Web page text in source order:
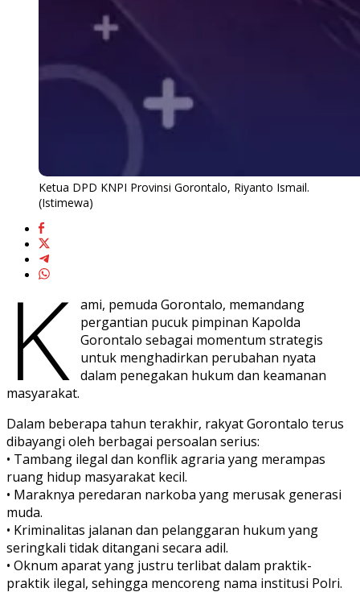
Ketua DPD KNPI Provinsi Gorontalo, Riyanto Ismail.
(Istimewa)
K
ami, pemuda Gorontalo, memandang
pergantian pucuk pimpinan Kapolda
Gorontalo sebagai momentum strategis
untuk menghadirkan perubahan nyata
dalam penegakan hukum dan keamanan
masyarakat.
Dalam beberapa tahun terakhir, rakyat Gorontalo terus
dibayangi oleh berbagai persoalan serius:
• Tambang ilegal dan konflik agraria yang merampas
ruang hidup masyarakat kecil.
• Maraknya peredaran narkoba yang merusak generasi
muda.
• Kriminalitas jalanan dan pelanggaran hukum yang
seringkali tidak ditangani secara adil.
• Oknum aparat yang justru terlibat dalam praktik-
praktik ilegal, sehingga mencoreng nama institusi Polri.